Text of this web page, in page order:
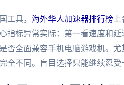
工具， 海外华人加速器排行榜
指标异常实际：第一看速度和
否全面兼容手机电脑游戏机。
全不同。盲目选择只能继续忍受